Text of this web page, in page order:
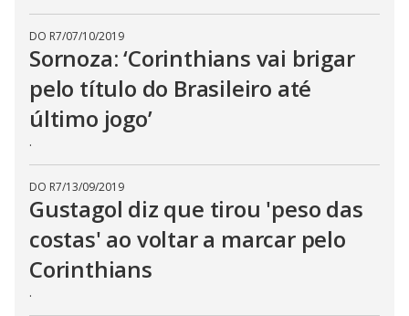
DO R7/07/10/2019
Sornoza: ‘Corinthians vai brigar
pelo título do Brasileiro até
último jogo’
.
DO R7/13/09/2019
Gustagol diz que tirou 'peso das
costas' ao voltar a marcar pelo
Corinthians
.